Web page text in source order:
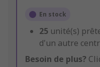
En stock
25 unité(s)
d'un autre
Besoin de plus?